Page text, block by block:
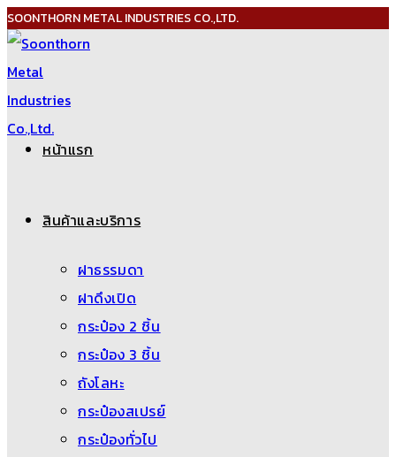
Skip
to
content
SOONTHORN METAL INDUSTRIES CO.,LTD.
หน้าแรก
สินค้าและบริการ
ฝาธรรมดา
ฝาดึงเปิด
กระป๋อง 2 ชิ้น
กระป๋อง 3 ชิ้น
ถังโลหะ
กระป๋องสเปรย์
กระป๋องทั่วไป